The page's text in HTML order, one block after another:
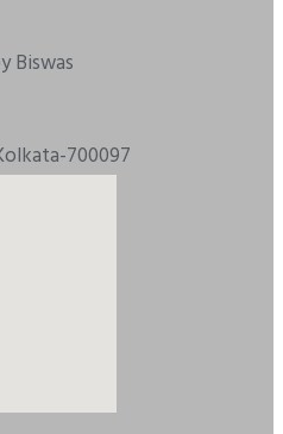
Biswas
700097